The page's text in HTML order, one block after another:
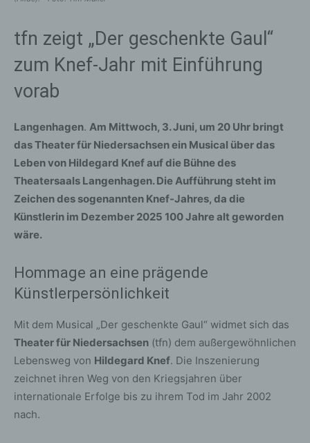
tfn zeigt „Der geschenkte Gaul“
zum Knef-Jahr mit Einführung
vorab
Langenhagen. Am Mittwoch, 3. Juni, um 20 Uhr bringt
das Theater für Niedersachsen ein Musical über das
Leben von Hildegard Knef auf die Bühne des
Theatersaals Langenhagen. Die Aufführung steht im
Zeichen des sogenannten Knef-Jahres, da die
Künstlerin im Dezember 2025 100 Jahre alt geworden
wäre.
Hommage an eine prägende
Künstlerpersönlichkeit
Mit dem Musical „Der geschenkte Gaul“ widmet sich das
Theater für Niedersachsen (tfn) dem außergewöhnlichen
Lebensweg von Hildegard Knef. Die Inszenierung
zeichnet ihren Weg von den Kriegsjahren über
internationale Erfolge bis zu ihrem Tod im Jahr 2002
nach.